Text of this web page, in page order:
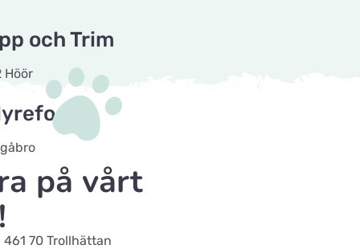
och Trim
70 Trollhättan
på vårt